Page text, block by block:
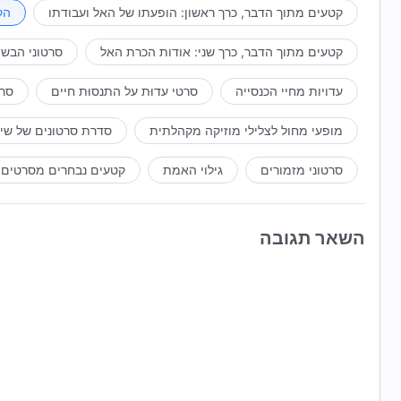
קטעים מתוך הדבר, כרך ראשון: הופעתו של האל ועבודתו
קטעים מתוך הדבר, כרך שני: אודות הכרת האל סרטוני
עדויות מחיי הכנסייה סרטי עדוּת על התנסוּת חיים
מופעי מחול לצלילי מוזיקה מקהלתית סדרת סרטונים של
סרטוני מזמורים גילוי האמת קטעים נבחרים מסרטים
השאר תגובה